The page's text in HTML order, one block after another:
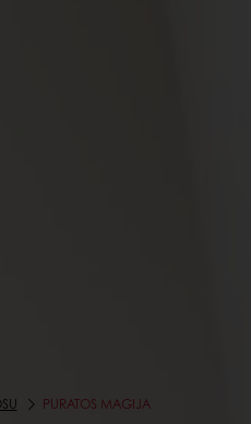
PURATOS MAGIJA